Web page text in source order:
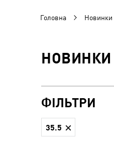
Головна Новинки
НОВИНКИ
ФІЛЬТРИ
35.5